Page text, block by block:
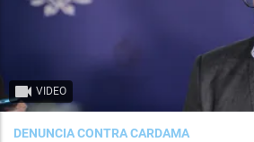
VIDEO
DENUNCIA CONTRA CARDAMA